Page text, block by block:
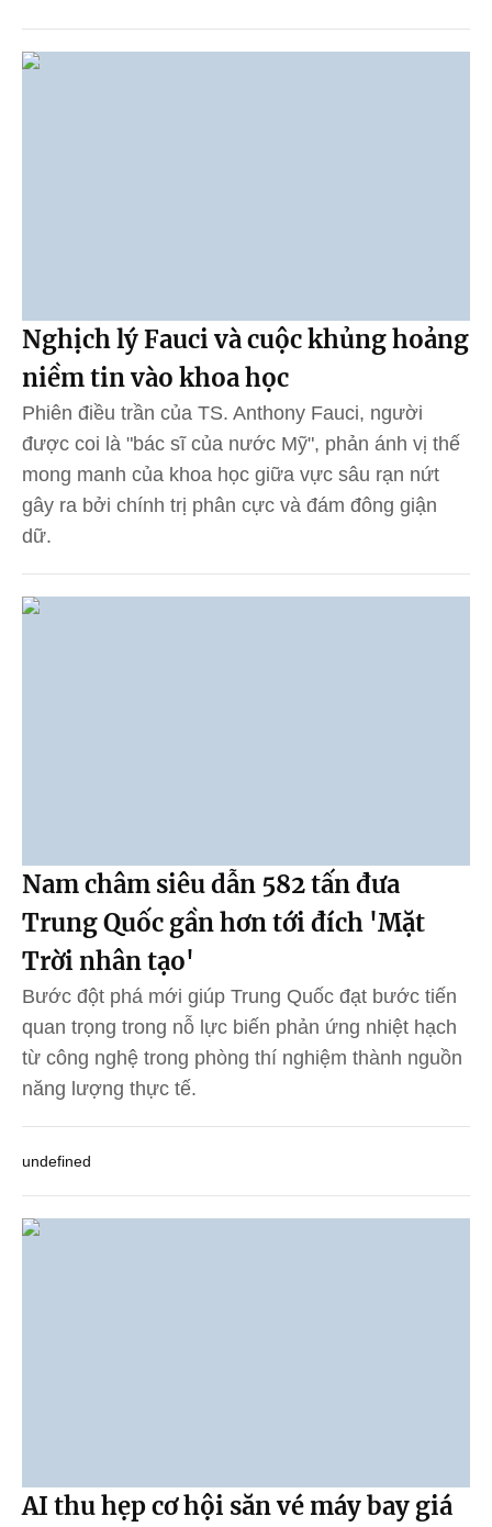
Nghịch lý Fauci và cuộc khủng hoảng
niềm tin vào khoa học
Phiên điều trần của TS. Anthony Fauci, người
được coi là "bác sĩ của nước Mỹ", phản ánh vị thế
mong manh của khoa học giữa vực sâu rạn nứt
gây ra bởi chính trị phân cực và đám đông giận
dữ.
Nam châm siêu dẫn 582 tấn đưa
Trung Quốc gần hơn tới đích 'Mặt
Trời nhân tạo'
Bước đột phá mới giúp Trung Quốc đạt bước tiến
quan trọng trong nỗ lực biến phản ứng nhiệt hạch
từ công nghệ trong phòng thí nghiệm thành nguồn
năng lượng thực tế.
undefined
AI thu hẹp cơ hội săn vé máy bay giá